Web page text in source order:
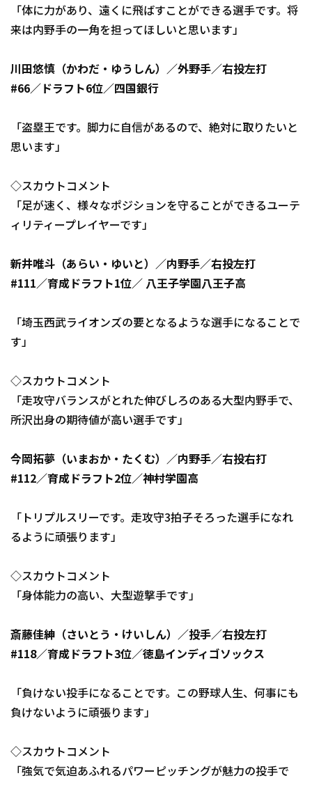
「体に力があり、遠くに飛ばすことができる選手です。将
来は内野手の一角を担ってほしいと思います」
川田悠慎（かわだ・ゆうしん）／外野手／右投左打
#66／ドラフト6位／四国銀行
「盗塁王です。脚力に自信があるので、絶対に取りたいと
思います」
◇スカウトコメント
「足が速く、様々なポジションを守ることができるユーテ
ィリティープレイヤーです」
新井唯斗（あらい・ゆいと）／内野手／右投左打
#111／育成ドラフト1位／ 八王子学園八王子高
「埼玉西武ライオンズの要となるような選手になることで
す」
◇スカウトコメント
「走攻守バランスがとれた伸びしろのある大型内野手で、
所沢出身の期待値が高い選手です」
今岡拓夢（いまおか・たくむ）／内野手／右投右打
#112／育成ドラフト2位／神村学園高
「トリプルスリーです。走攻守3拍子そろった選手になれ
るように頑張ります」
◇スカウトコメント
「身体能力の高い、大型遊撃手です」
斎藤佳紳（さいとう・けいしん）／投手／右投左打
#118／育成ドラフト3位／徳島インディゴソックス
「負けない投手になることです。この野球人生、何事にも
負けないように頑張ります」
◇スカウトコメント
「強気で気迫あふれるパワーピッチングが魅力の投手で